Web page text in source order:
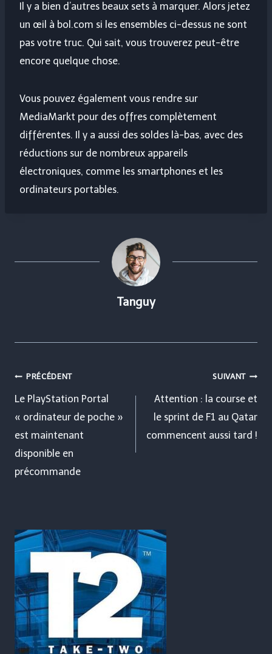
Il y a bien d’autres beaux sets à marquer. Alors jetez
un œil à bol.com si les ensembles ci-dessus ne sont
pas votre truc. Qui sait, vous trouverez peut-être
encore quelque chose.
Vous pouvez également vous rendre sur
MediaMarkt pour des offres complètement
différentes. Il y a aussi des soldes là-bas, avec des
réductions sur de nombreux appareils
électroniques, comme les smartphones et les
ordinateurs portables.
Tanguy
Navigation
de
l’article
PRÉCÉDENT
Le PlayStation Portal
« ordinateur de poche »
est maintenant
disponible en
précommande
SUIVANT
Attention : la course et
le sprint de F1 au Qatar
commencent aussi tard !